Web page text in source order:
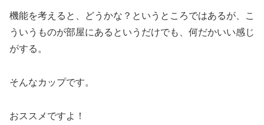
機能を考えると、どうかな？というところではあるが、こ
ういうものが部屋にあるというだけでも、何だかいい感じ
がする。
そんなカップです。
おススメですよ！